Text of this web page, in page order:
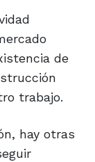
de
trabajo.
hay otras